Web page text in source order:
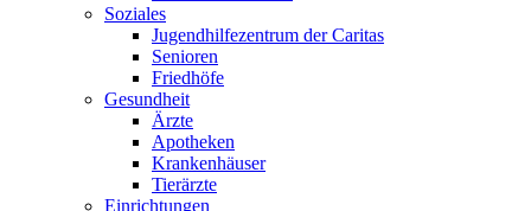
Soziales
Jugendhilfezentrum der Caritas
Senioren
Friedhöfe
Gesundheit
Ärzte
Apotheken
Krankenhäuser
Tierärzte
Einrichtungen